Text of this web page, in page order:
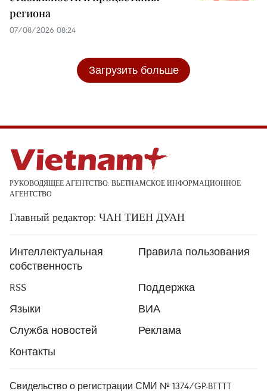
региона
07/08/2026 08:24
Загрузить больше
РУКОВОДЯЩЕЕ АГЕНТСТВО: ВЬЕТНАМСКОЕ ИНФОРМАЦИОННОЕ
АГЕНТСТВО
Главный редактор: ЧАН ТИЕН ДУАН
Интеллектуальная
собственность
Правила пользования
RSS
Поддержка
Языки
ВИА
Служба новостей
Реклама
Контакты
Свидельство о регистрации СМИ № 1374/GP-BTTTT